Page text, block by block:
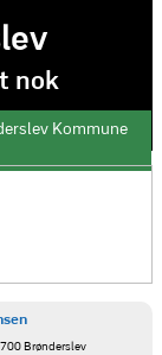
nok
Kommune
Brønderslev